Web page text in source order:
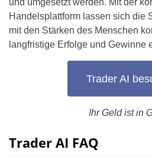
und umgesetzt werden. Mit der
Handelsplattform lassen sich die
mit den Stärken des Menschen
langfristige Erfolge und Gewinne
Trader AI
Ihr Geld ist in
Trader AI FAQ